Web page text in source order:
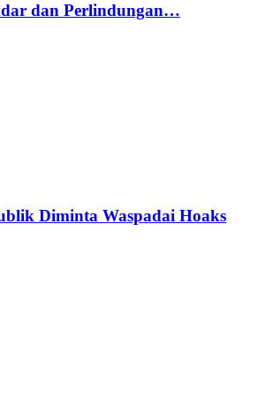
dan Perlindungan…
Diminta Waspadai Hoaks